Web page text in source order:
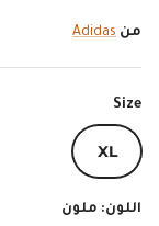
من Adidas
Size
XL
اللون: ملون